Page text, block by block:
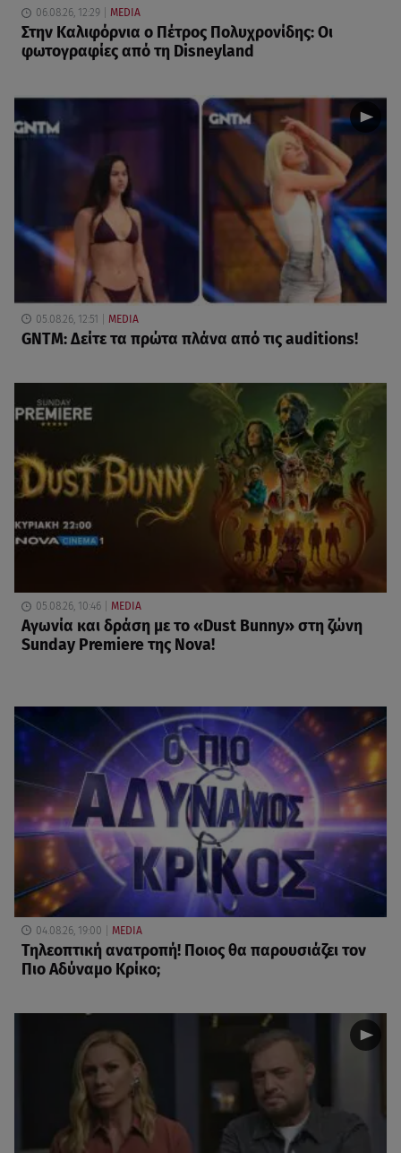
06.08.26, 12:29 MEDIA
Στην Καλιφόρνια ο Πέτρος Πολυχρονίδης: Οι
φωτογραφίες από τη Disneyland
05.08.26, 12:51 MEDIA
GNTM: Δείτε τα πρώτα πλάνα από τις auditions!
05.08.26, 10:46 MEDIA
Αγωνία και δράση με το «Dust Bunny» στη ζώνη
Sunday Premiere της Nova!
04.08.26, 19:00 MEDIA
Τηλεοπτική ανατροπή! Ποιος θα παρουσιάζει τον
Πιο Αδύναμο Κρίκο;